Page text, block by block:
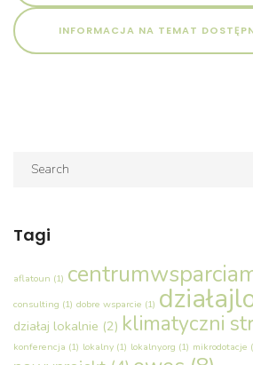
INFORMACJA NA TEMAT
Tagi
aflatoun (1)
consulting (1) dobre wsparcie (1)
działaj lokalnie (2) klimatyczni
konferencja (1) lokalny (1) lokalny.org (1) mikrodotacje